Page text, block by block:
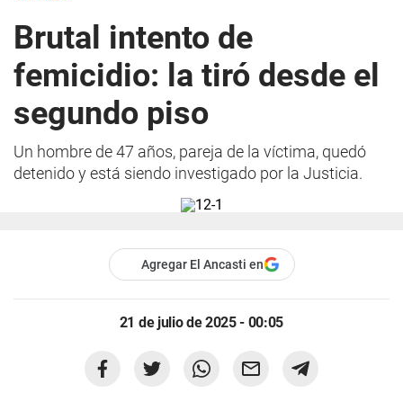
Brutal intento de
femicidio: la tiró desde el
segundo piso
Un hombre de 47 años, pareja de la víctima, quedó
detenido y está siendo investigado por la Justicia.
Agregar El Ancasti en
21 de julio de 2025 - 00:05